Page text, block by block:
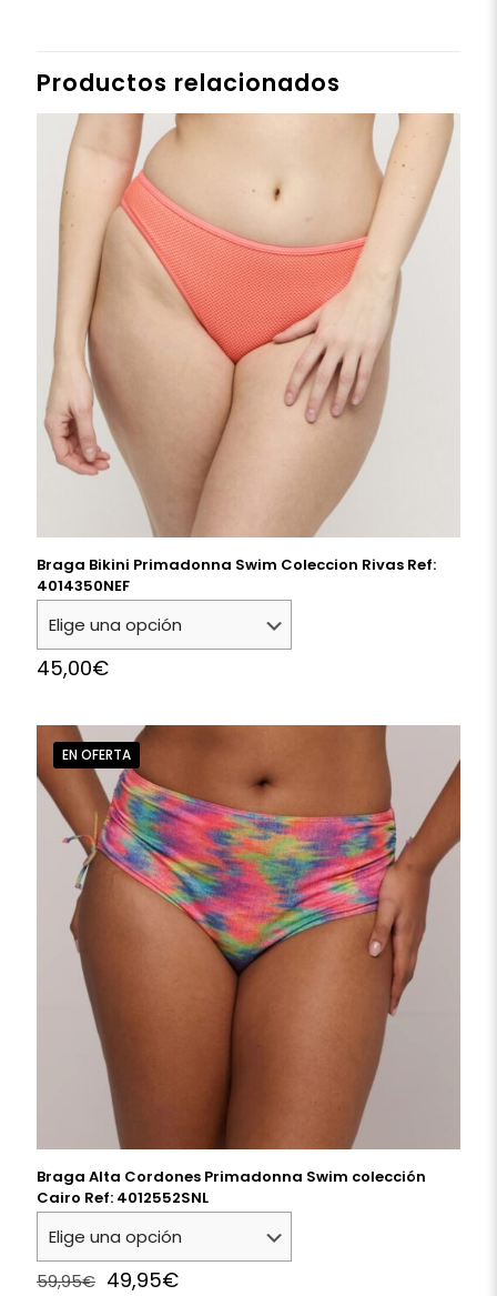
Productos relacionados
Braga Bikini Primadonna Swim Coleccion Rivas Ref:
4014350NEF
45,00€
EN OFERTA
Braga Alta Cordones Primadonna Swim colección
Cairo Ref: 4012552SNL
59,95€ Original
49,95€Current